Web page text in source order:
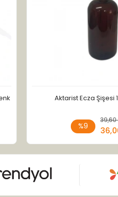
Aktarist Ecza Şişesi
%9
39,60